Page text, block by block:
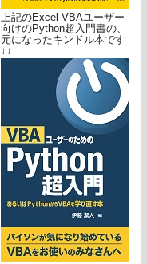
上記のExcel VBAユーザー
向けのPython超入門書の、
元になったキンドル本です
↓↓